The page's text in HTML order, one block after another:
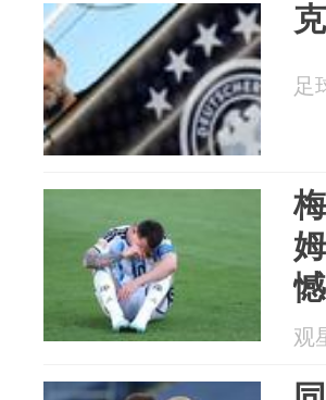
足
憾
观